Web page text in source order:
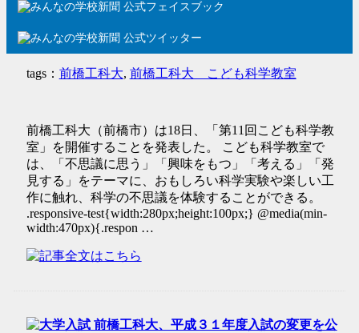
ー8月
2017.07.19みんなの学校新聞編集局
tags： 前橋工科大, 前橋工科大 こども科学教室
前橋工科大（前橋市）は18日、「第11回こども科学教
室」を開催することを発表した。 こども科学教室で
は、「不思議に思う」「興味をもつ」「考える」「発
見する」をテーマに、おもしろい科学実験や楽しい工
作に触れ、科学の不思議を体験することができる。
.responsive-test{width:280px;height:100px;} @media(min-
width:470px){.respon …
前橋工科大、平成３１年度入試の変更を公